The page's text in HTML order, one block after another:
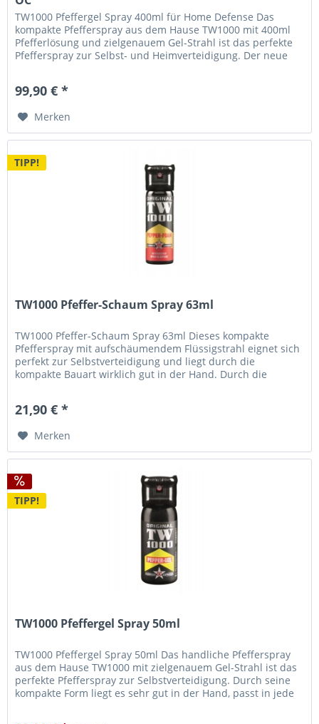
TW1000 Pfeffergel Spray 400ml für Home Defense Das
kompakte Pfefferspray aus dem Hause TW1000 mit 400ml
Pfefferlösung und zielgenauem Gel-Strahl ist das perfekte
Pfefferspray zur Selbst- und Heimverteidigung. Der neue
99,90 € *
Merken
TIPP!
TW1000 Pfeffer-Schaum Spray 63ml
TW1000 Pfeffer-Schaum Spray 63ml Dieses kompakte
Pfefferspray mit aufschäumendem Flüssigstrahl eignet sich
perfekt zur Selbstverteidigung und liegt durch die
kompakte Bauart wirklich gut in der Hand. Durch die
21,90 € *
Merken
TIPP!
TW1000 Pfeffergel Spray 50ml
TW1000 Pfeffergel Spray 50ml Das handliche Pfefferspray
aus dem Hause TW1000 mit zielgenauem Gel-Strahl ist das
perfekte Pfefferspray zur Selbstverteidigung. Durch seine
kompakte Form liegt es sehr gut in der Hand, passt in jede